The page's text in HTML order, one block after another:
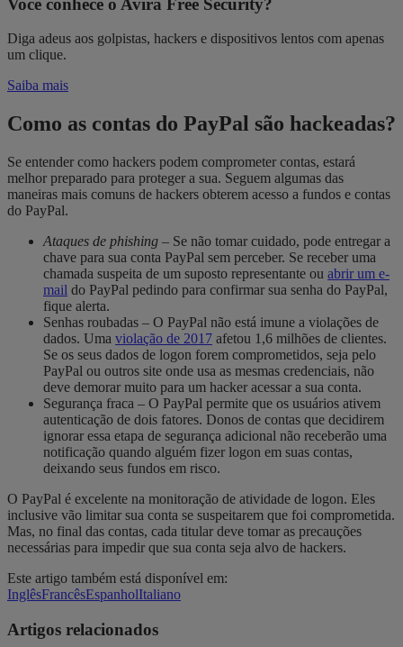
Diga adeus aos golpistas, hackers e dispositivos lentos com apenas
um clique.
Saiba mais
Como as contas do PayPal são hackeadas?
Se entender como hackers podem comprometer contas, estará
melhor preparado para proteger a sua. Seguem algumas das
maneiras mais comuns de hackers obterem acesso a fundos e contas
do PayPal.
Ataques de phishing – Se não tomar cuidado, pode entregar a
chave para sua conta PayPal sem perceber. Se receber uma
chamada suspeita de um suposto representante ou abrir um e-
mail do PayPal pedindo para confirmar sua senha do PayPal,
fique alerta.
Senhas roubadas – O PayPal não está imune a violações de
dados. Uma violação de 2017 afetou 1,6 milhões de clientes.
Se os seus dados de logon forem comprometidos, seja pelo
PayPal ou outros site onde usa as mesmas credenciais, não
deve demorar muito para um hacker acessar a sua conta.
Segurança fraca – O PayPal permite que os usuários ativem
autenticação de dois fatores. Donos de contas que decidirem
ignorar essa etapa de segurança adicional não receberão uma
notificação quando alguém fizer logon em suas contas,
deixando seus fundos em risco.
O PayPal é excelente na monitoração de atividade de logon. Eles
inclusive vão limitar sua conta se suspeitarem que foi comprometida.
Mas, no final das contas, cada titular deve tomar as precauções
necessárias para impedir que sua conta seja alvo de hackers.
Este artigo também está disponível em:
InglêsFrancêsEspanholItaliano
Artigos relacionados